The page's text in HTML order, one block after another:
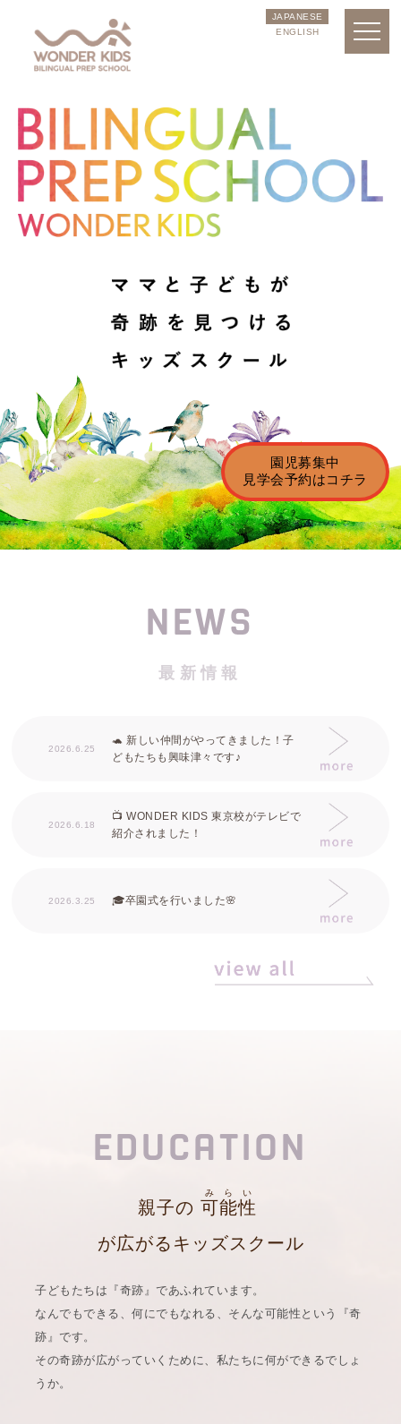
JAPANESE
ENGLISH
園児募集中
見学会予約はコチラ
NEWS
最新情報
2026.6.25
🐢 新しい仲間がやってきました！子
どもたちも興味津々です♪
2026.6.18
📺 WONDER KIDS 東京校がテレビで
紹介されました！
2026.3.25 🎓卒園式を行いました🌸
EDUCATION
親子の 可能性
みらい
が広がるキッズスクール
子どもたちは『奇跡』であふれています。
なんでもできる、何にでもなれる、そんな可能性という『奇
跡』です。
その奇跡が広がっていくために、私たちに何ができるでしょ
うか。